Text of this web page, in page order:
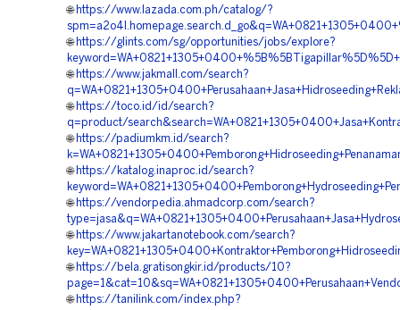
🌐 https://www.lazada.com.ph/catalog/?
🌐 https://glints.com/sg/opportunities/jobs/explore?
🌐 https://www.jakmall.com/search?
🌐 https://toco.id/id/search?
q=product/
🌐 https://padiumkm.id/search?
🌐 https://katalog.inaproc.id/search?
🌐 https://vendorpedia.ahmadcorp.com/search?
🌐 https://www.jakartanotebook.com/search?
🌐 https://bela.gratisongkir.id/products/10?
🌐 https://tanilink.com/index.php?